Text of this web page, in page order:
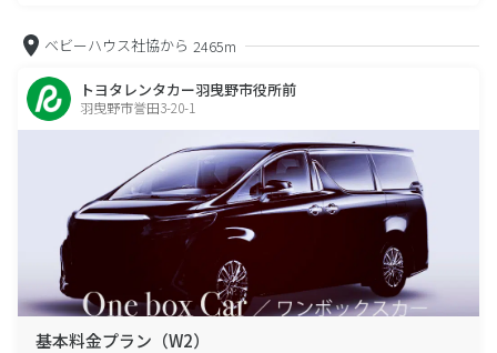
ベビーハウス社協から 2465m
トヨタレンタカー羽曳野市役所前
羽曳野市誉田3-20-1
基本料金プラン（W2）